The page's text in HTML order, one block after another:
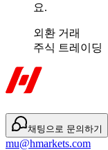
요.
외환 거래
주식 트레이딩
채팅으로 문의하기
mu@hmarkets.com